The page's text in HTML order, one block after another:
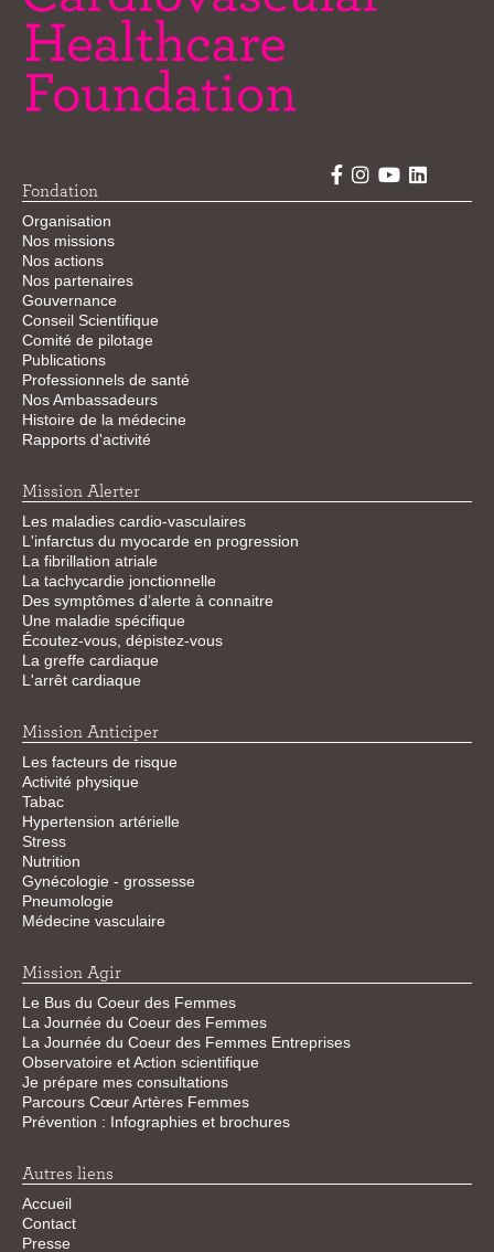
Fondation
Organisation
Nos missions
Nos actions
Nos partenaires
Gouvernance
Conseil Scientifique
Comité de pilotage
Publications
Professionnels de santé
Nos Ambassadeurs
Histoire de la médecine
Rapports d'activité
Mission Alerter
Les maladies cardio-vasculaires
L'infarctus du myocarde en progression
La fibrillation atriale
La tachycardie jonctionnelle
Des symptômes d’alerte à connaitre
Une maladie spécifique
Écoutez-vous, dépistez-vous
La greffe cardiaque
L'arrêt cardiaque
Mission Anticiper
Les facteurs de risque
Activité physique
Tabac
Hypertension artérielle
Stress
Nutrition
Gynécologie - grossesse
Pneumologie
Médecine vasculaire
Mission Agir
Le Bus du Coeur des Femmes
La Journée du Coeur des Femmes
La Journée du Coeur des Femmes Entreprises
Observatoire et Action scientifique
Je prépare mes consultations
Parcours Cœur Artères Femmes
Prévention : Infographies et brochures
Autres liens
Accueil
Contact
Presse